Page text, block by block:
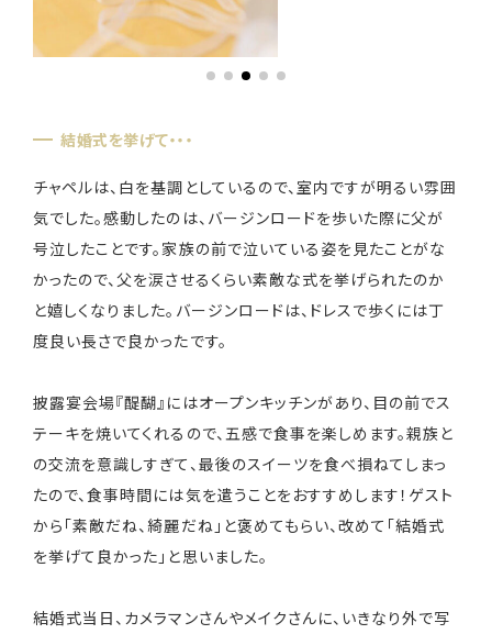
結婚式を挙げて・・・
チャペルは、白を基調としているので、室内ですが明るい雰囲
気でした。感動したのは、バージンロードを歩いた際に父が
号泣したことです。家族の前で泣いている姿を見たことがな
かったので、父を涙させるくらい素敵な式を挙げられたのか
と嬉しくなりました。バージンロードは、ドレスで歩くには丁
度良い長さで良かったです。
披露宴会場『醍醐』にはオープンキッチンがあり、目の前でス
テーキを焼いてくれるので、五感で食事を楽しめます。親族と
の交流を意識しすぎて、最後のスイーツを食べ損ねてしまっ
たので、食事時間には気を遣うことをおすすめします！ゲスト
から「素敵だね、綺麗だね」と褒めてもらい、改めて「結婚式
を挙げて良かった」と思いました。
結婚式当日、カメラマンさんやメイクさんに、いきなり外で写